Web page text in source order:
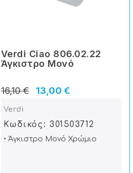
Verdi Ciao 806.02.22
Άγκιστρο Μονό
13,00 €
16,10 €
Verdi
Κωδικός: 301503712
• Άγκιστρο Μονό Χρώμιο